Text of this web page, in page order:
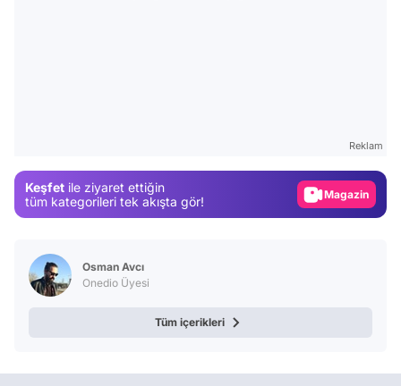
Reklam
Keşfet ile ziyaret ettiğin
tüm kategorileri tek akışta gör!
Magazin
Osman Avcı
Onedio Üyesi
Tüm içerikleri